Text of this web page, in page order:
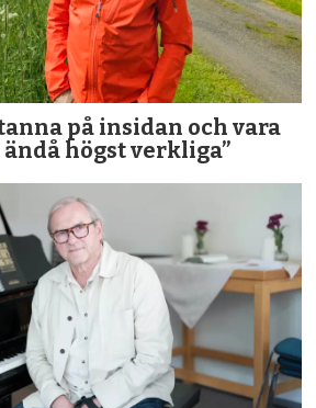
på insidan och vara
högst verkliga”